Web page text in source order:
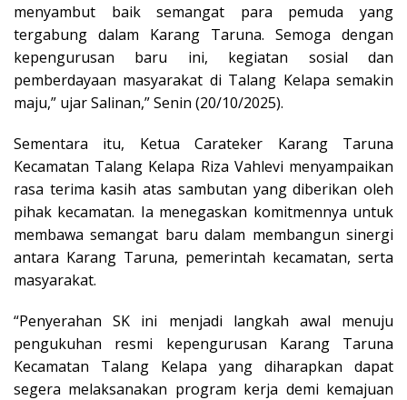
menyambut baik semangat para pemuda yang
tergabung dalam Karang Taruna. Semoga dengan
kepengurusan baru ini, kegiatan sosial dan
pemberdayaan masyarakat di Talang Kelapa semakin
maju,” ujar Salinan,” Senin (20/10/2025).
Sementara itu, Ketua Carateker Karang Taruna
Kecamatan Talang Kelapa Riza Vahlevi menyampaikan
rasa terima kasih atas sambutan yang diberikan oleh
pihak kecamatan. Ia menegaskan komitmennya untuk
membawa semangat baru dalam membangun sinergi
antara Karang Taruna, pemerintah kecamatan, serta
masyarakat.
“Penyerahan SK ini menjadi langkah awal menuju
pengukuhan resmi kepengurusan Karang Taruna
Kecamatan Talang Kelapa yang diharapkan dapat
segera melaksanakan program kerja demi kemajuan